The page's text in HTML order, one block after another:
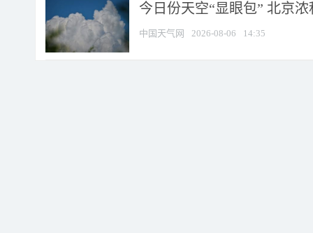
今日份天空“显眼包” 北京
中国天气网 2026-08-06 14:35